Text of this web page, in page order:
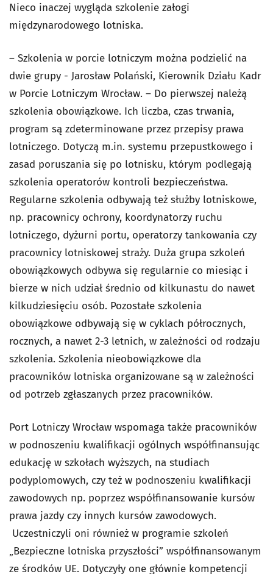
Nieco inaczej wygląda szkolenie załogi
międzynarodowego lotniska.
– Szkolenia w porcie lotniczym można podzielić na
dwie grupy - Jarosław Polański, Kierownik Działu Kadr
w Porcie Lotniczym Wrocław. – Do pierwszej należą
szkolenia obowiązkowe. Ich liczba, czas trwania,
program są zdeterminowane przez przepisy prawa
lotniczego. Dotyczą m.in. systemu przepustkowego i
zasad poruszania się po lotnisku, którym podlegają
szkolenia operatorów kontroli bezpieczeństwa.
Regularne szkolenia odbywają też służby lotniskowe,
np. pracownicy ochrony, koordynatorzy ruchu
lotniczego, dyżurni portu, operatorzy tankowania czy
pracownicy lotniskowej straży. Duża grupa szkoleń
obowiązkowych odbywa się regularnie co miesiąc i
bierze w nich udział średnio od kilkunastu do nawet
kilkudziesięciu osób. Pozostałe szkolenia
obowiązkowe odbywają się w cyklach półrocznych,
rocznych, a nawet 2-3 letnich, w zależności od rodzaju
szkolenia. Szkolenia nieobowiązkowe dla
pracowników lotniska organizowane są w zależności
od potrzeb zgłaszanych przez pracowników.
Port Lotniczy Wrocław wspomaga także pracowników
w podnoszeniu kwalifikacji ogólnych współfinansując
edukację w szkołach wyższych, na studiach
podyplomowych, czy też w podnoszeniu kwalifikacji
zawodowych np. poprzez współfinansowanie kursów
prawa jazdy czy innych kursów zawodowych.
Uczestniczyli oni również w programie szkoleń
„Bezpieczne lotniska przyszłości” współfinansowanym
ze środków UE. Dotyczyły one głównie kompetencji